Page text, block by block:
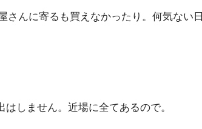
さんに寄るも買えなかったり。何気ない日
しません。近場に全てあるので。